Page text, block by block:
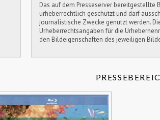
Das auf dem Presseserver bereitgestellte
urheberrechtlich geschützt und darf
journalistische Zwecke genutzt werden.
Urheberrechtsangaben für die
den Bildeigenschaften des jeweiligen